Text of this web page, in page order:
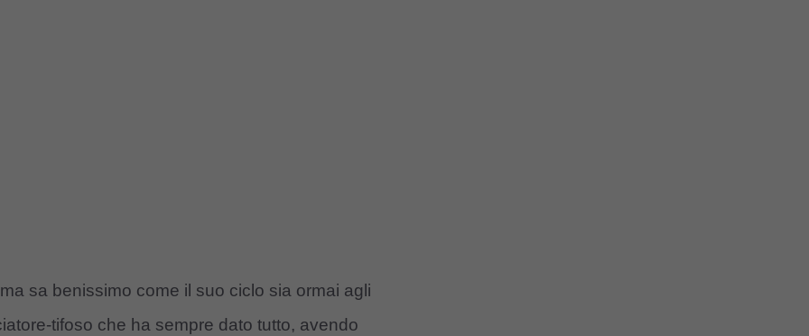
sa benissimo come il suo ciclo sia ormai agli
tifoso che ha sempre dato tutto, avendo